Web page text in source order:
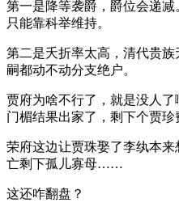
第一是降等袭爵，爵位会递
只能靠科举维持。
第二是夭折率太高，清代贵
嗣都动不动分支绝户。
贾府为啥不行了，就是没人
门楣结果出家了，剩下个贾
荣府这边让贾珠娶了李纨本
亡剩下孤儿寡母……
这还咋翻盘？